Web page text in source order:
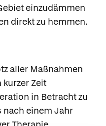
einzudämmen
direkt zu hemmen.
aller Maßnahmen
Zeit
in Betracht zu
nach einem Jahr